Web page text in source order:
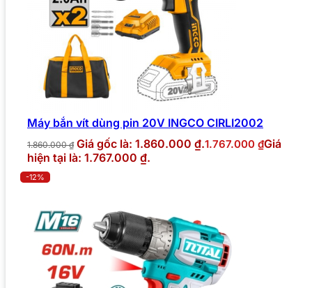
Máy bắn vít dùng pin 20V INGCO CIRLI2002
1.860.000₫ Giá gốc là: 1.860.000 ₫.1.767.000 ₫Giá
hiện tại là: 1.767.000 ₫.
-12%